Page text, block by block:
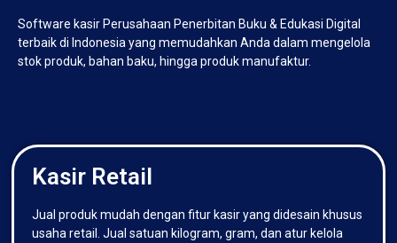
Software kasir Perusahaan Penerbitan Buku & Edukasi Digital
terbaik di Indonesia yang memudahkan Anda dalam mengelola
stok produk, bahan baku, hingga produk manufaktur.
Kasir Retail
Jual produk mudah dengan fitur kasir yang didesain khusus
usaha retail. Jual satuan kilogram, gram, dan atur kelola